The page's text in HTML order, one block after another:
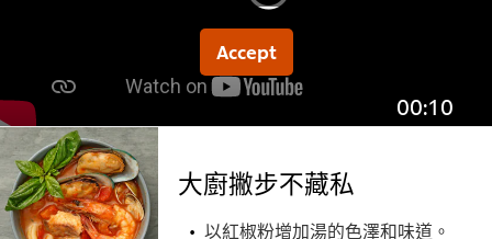
Accept
00:10
大廚撇步不藏私
以紅椒粉增加湯的色澤和味道。